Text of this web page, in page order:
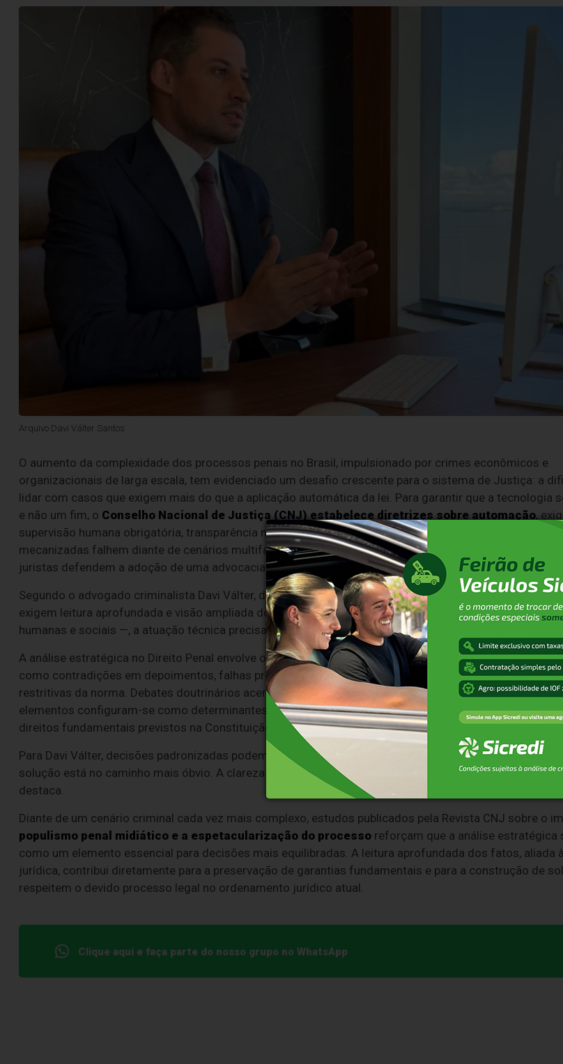
Arquivo Davi Válter Santos
O aumento da complexidade dos processos penais no Brasil, impulsionado por crimes econômicos e
organizacionais de larga escala, tem evidenciado um desafio crescente para o sistema de Justiça: a
lidar com casos que exigem mais do que a aplicação automática da lei. Para garantir que a tecnologia
e não um fim, o Conselho Nacional de Justiça (CNJ) estabelece diretrizes sobre automação,
supervisão humana obrigatória, transparência nos algoritmos e respeito à privacidade para evitar que
mecanizadas falhem diante de cenários multifacetados. Para mitigar a morosidade e as decisões
juristas defendem a adoção de uma advocacia analítica, fundamentada no mapeamento minucioso de
Segundo o advogado criminalista Davi Válter, do escritórioBecker & Santos Advogados, casos
exigem leitura aprofundada e visão ampliada dos fatos. "Quando o processo envolve múltiplas
humanas e sociais —, a atuação técnica precisa ser acompanhada de análise estratégica", afirma o
A análise estratégica no Direito Penal envolve observar detalhes que passam despercebidos em
como contradições em depoimentos, falhas procedimentais em investigações ou interpretações
restritivas da norma. Debates doutrinários acerca dadefesa criminal em litígios complexos
elementos configuram-se como determinantes para a correta condução do processo e para a
direitos fundamentais previstos na Constituição Federal.
Para Davi Válter, decisões padronizadas podem comprometer o resultado e a segurança jurídica. "Nem
solução está no caminho mais óbvio. A clareza surge quando o caso é analisado além da superfície dos
destaca.
Diante de um cenário criminal cada vez mais complexo, estudos publicados pela Revista CNJ sobre o
populismo penal midiático e a espetacularização do processo reforçam que a análise estratégica
como um elemento essencial para decisões mais equilibradas. A leitura aprofundada dos fatos, aliada
jurídica, contribui diretamente para a preservação de garantias fundamentais e para a construção de
respeitem o devido processo legal no ordenamento jurídico atual.
Clique aqui e faça parte do nosso grupo no WhatsApp